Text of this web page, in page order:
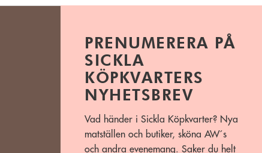
PRENUMERERA PÅ
SICKLA
KÖPKVARTERS
NYHETSBREV
Vad händer i Sickla Köpkvarter? Nya
matställen och butiker, sköna AW´s
och andra evenemang. Saker du helt